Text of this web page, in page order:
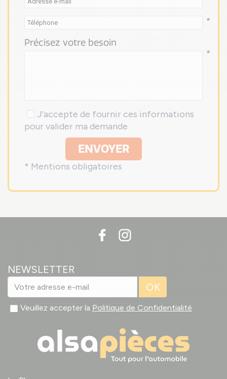
*
Précisez votre besoin
*
J'accepte de fournir ces informations
pour valider ma demande
ENVOYER
* Mentions obligatoires
NEWSLETTER
OK
Veuillez accepter la Politique de Confidentialité